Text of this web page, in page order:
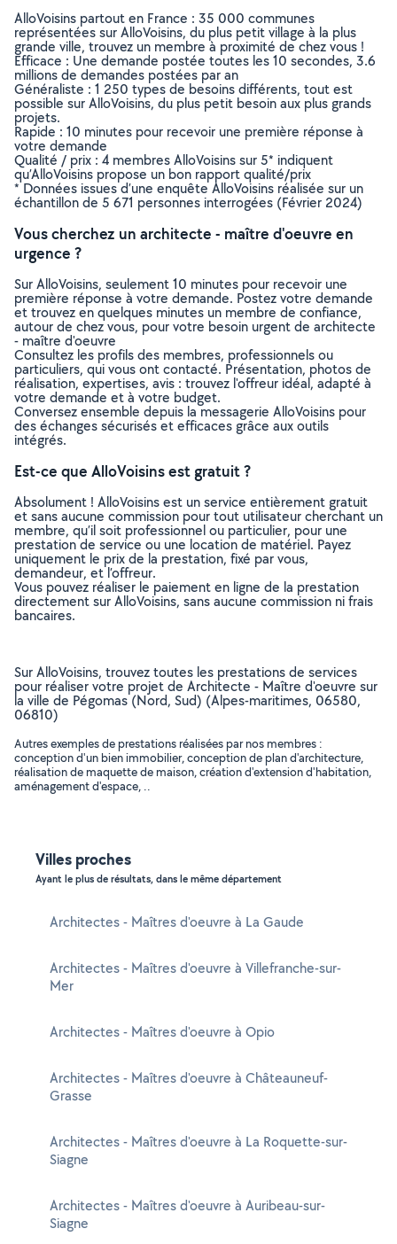
AlloVoisins partout en France : 35 000 communes
représentées sur AlloVoisins, du plus petit village à la plus
grande ville, trouvez un membre à proximité de chez vous !
Efficace : Une demande postée toutes les 10 secondes, 3.6
millions de demandes postées par an
Généraliste : 1 250 types de besoins différents, tout est
possible sur AlloVoisins, du plus petit besoin aux plus grands
projets.
Rapide : 10 minutes pour recevoir une première réponse à
votre demande
Qualité / prix : 4 membres AlloVoisins sur 5* indiquent
qu’AlloVoisins propose un bon rapport qualité/prix
* Données issues d’une enquête AlloVoisins réalisée sur un
échantillon de 5 671 personnes interrogées (Février 2024)
Vous cherchez un architecte - maître d'oeuvre en
urgence ?
Sur AlloVoisins, seulement 10 minutes pour recevoir une
première réponse à votre demande. Postez votre demande
et trouvez en quelques minutes un membre de confiance,
autour de chez vous, pour votre besoin urgent de architecte
- maître d'oeuvre
Consultez les profils des membres, professionnels ou
particuliers, qui vous ont contacté. Présentation, photos de
réalisation, expertises, avis : trouvez l'offreur idéal, adapté à
votre demande et à votre budget.
Conversez ensemble depuis la messagerie AlloVoisins pour
des échanges sécurisés et efficaces grâce aux outils
intégrés.
Est-ce que AlloVoisins est gratuit ?
Absolument ! AlloVoisins est un service entièrement gratuit
et sans aucune commission pour tout utilisateur cherchant un
membre, qu’il soit professionnel ou particulier, pour une
prestation de service ou une location de matériel. Payez
uniquement le prix de la prestation, fixé par vous,
demandeur, et l’offreur.
Vous pouvez réaliser le paiement en ligne de la prestation
directement sur AlloVoisins, sans aucune commission ni frais
bancaires.
Sur AlloVoisins, trouvez toutes les prestations de services
pour réaliser votre projet de Architecte - Maître d'oeuvre sur
la ville de Pégomas (Nord, Sud) (Alpes-maritimes, 06580,
06810)
Autres exemples de prestations réalisées par nos membres :
conception d'un bien immobilier, conception de plan d'architecture,
réalisation de maquette de maison, création d'extension d'habitation,
aménagement d'espace, ..
Villes proches
Ayant le plus de résultats, dans le même département
Architectes - Maîtres d'oeuvre à La Gaude
Architectes - Maîtres d'oeuvre à Villefranche-sur-
Mer
Architectes - Maîtres d'oeuvre à Opio
Architectes - Maîtres d'oeuvre à Châteauneuf-
Grasse
Architectes - Maîtres d'oeuvre à La Roquette-sur-
Siagne
Architectes - Maîtres d'oeuvre à Auribeau-sur-
Siagne